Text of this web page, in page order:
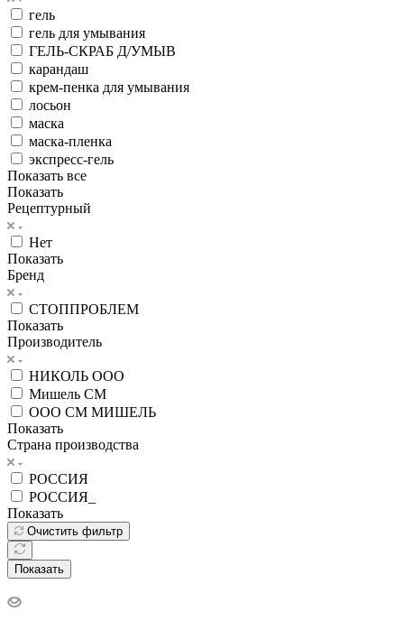
гель
гель для умывания
ГЕЛЬ-СКРАБ Д/УМЫВ
карандаш
крем-пенка для умывания
лосьон
маска
маска-пленка
экспресс-гель
Показать все
Показать
Рецептурный
Нет
Показать
Бренд
СТОППРОБЛЕМ
Показать
Производитель
НИКОЛЬ ООО
Мишель СМ
ООО СМ МИШЕЛЬ
Показать
Страна производства
РОССИЯ
РОССИЯ_
Показать
Очистить фильтр
Показать